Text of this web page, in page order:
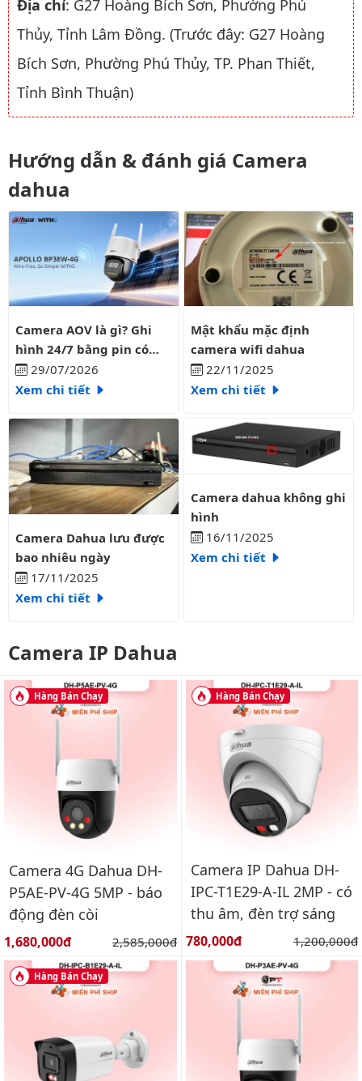
Địa chỉ: G27 Hoàng Bích Sơn, Phường Phú
Thủy, Tỉnh Lâm Đồng. (Trước đây: G27 Hoàng
Bích Sơn, Phường Phú Thủy, TP. Phan Thiết,
Tỉnh Bình Thuận)
Hướng dẫn & đánh giá Camera
dahua
Camera AOV là gì? Ghi hình 24/7 bằng pin có liên tục?
Camera AOV là gì? Ghi
hình 24/7 bằng pin có
liên tục?
29/07/2026
Xem chi tiết
Mật khẩu mặc định camera
Mật khẩu mặc định
camera wifi dahua
22/11/2025
Xem chi tiết
Camera Dahua lưu được bao nhiêu ngày
Camera Dahua lưu được
bao nhiêu ngày
17/11/2025
Xem chi tiết
Camera dahua không ghi hình
Camera dahua không ghi
hình
16/11/2025
Xem chi tiết
Camera IP Dahua
Hàng Bán Chạy
Camera 4G Dahua DH-
P5AE-PV-4G 5MP - báo
động đèn còi
Giá bán:
1,680,000đ Giá gốc:
2,585,000đ
Hàng Bán Chạy
Camera IP Dahua DH-
IPC-T1E29-A-IL 2MP - có
thu âm, đèn trợ sáng
Giá bán:
780,000đ Giá gốc:
1,200,000đ
Hàng Bán Chạy